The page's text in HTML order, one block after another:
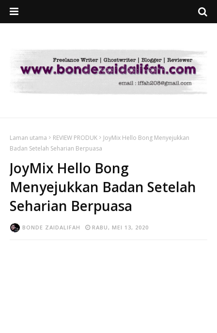
Laman utama REVIEW PRODUK
JoyMix Hello Bong Menyejukkan
Badan Setelah Seharian Berpuasa
JoyMix Hello Bong
Menyejukkan Badan Setelah
Seharian Berpuasa
BONDE ZAIDALIFAH RABU, MEI 13, 2020